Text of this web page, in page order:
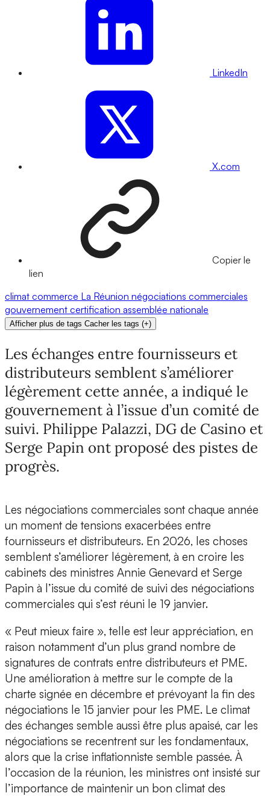
LinkedIn
X.com
Copier le
lien
climat commerce La Réunion négociations commerciales
gouvernement certification assemblée nationale
Afficher plus de tags Cacher les tags (+)
Les échanges entre fournisseurs et
distributeurs semblent s’améliorer
légèrement cette année, a indiqué le
gouvernement à l’issue d’un comité de
suivi. Philippe Palazzi, DG de Casino et
Serge Papin ont proposé des pistes de
progrès.
Les négociations commerciales sont chaque année
un moment de tensions exacerbées entre
fournisseurs et distributeurs. En 2026, les choses
semblent s’améliorer légèrement, à en croire les
cabinets des ministres Annie Genevard et Serge
Papin à l’issue du comité de suivi des négociations
commerciales qui s’est réuni le 19 janvier.
« Peut mieux faire », telle est leur appréciation, en
raison notamment d’un plus grand nombre de
signatures de contrats entre distributeurs et PME.
Une amélioration à mettre sur le compte de la
charte signée en décembre et prévoyant la fin des
négociations le 15 janvier pour les PME. Le climat
des échanges semble aussi être plus apaisé, car les
négociations se recentrent sur les fondamentaux,
alors que la crise inflationniste semble passée. À
l’occasion de la réunion, les ministres ont insisté sur
l’importance de maintenir un bon climat des